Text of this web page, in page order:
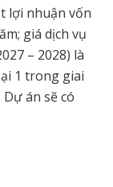
lợi nhuận vốn
giá dịch vụ
– 2028) là
1 trong giai
án sẽ có